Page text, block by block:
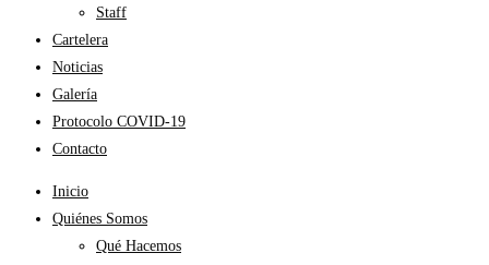
Staff
Cartelera
Noticias
Galería
Protocolo COVID-19
Contacto
Inicio
Quiénes Somos
Qué Hacemos